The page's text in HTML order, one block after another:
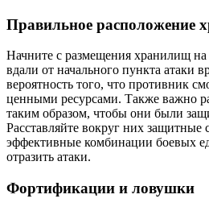
Правильное расположение
Начните с размещения хранилищ
вдали от начального пункта атаки
вероятность того, что противник
ценными ресурсами. Также важно
таким образом, чтобы они были
Расставляйте вокруг них защитные
эффективные комбинации боевых
отразить атаки.
Фортификации и ловушки